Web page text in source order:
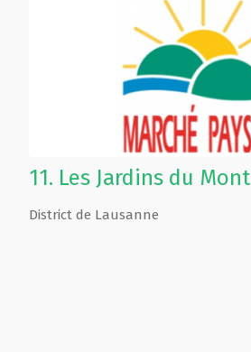
11. Les Jardins du Mont
District de Lausanne